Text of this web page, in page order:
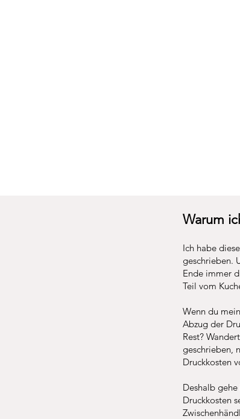
Warum
Ich habe
geschrieben.
Ende immer
Teil vom
Wenn du
Abzug der
Rest?
geschrieben,
Druckkosten
Deshalb
Druckkosten